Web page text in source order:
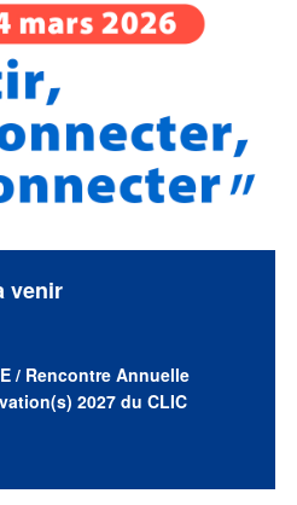
venir
/ Rencontre Annuelle
2027 du CLIC